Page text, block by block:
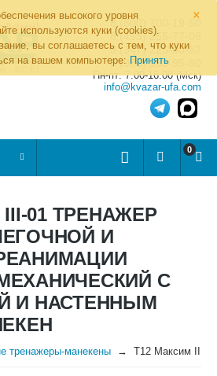
×
высокого уровня
используются куки (cookies).
вы соглашаетесь с тем, что куки
на вашем компьютере: Принять
8 (800) 700-19-50
8 (495) 255-77-08
8 (347) 225-00-52
8 (986) 963-95-80
Пн-пт: 7.00-16.00 (Мск)
info@kvazar-ufa.com
0
01 ТРЕНАЖЕР
И
С
И НАСТЕННЫМ
тренажеры-манекены Т12 Максим III-01